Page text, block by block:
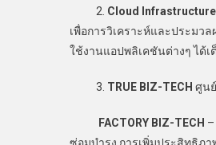
2. Cloud Infrastructure
เพื่อการวิเคราะห์และประมว
ใช้งานแอปพลิเคชันต่างๆ ได้
3. TRUE BIZ-TECH ศูน
FACTORY BIZ-TECH